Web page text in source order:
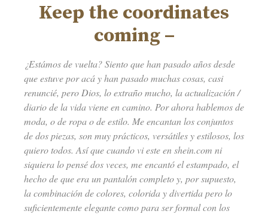
Keep the coordinates
coming –
¿Estámos de vuelta? Siento que han pasado años desde
que estuve por acá y han pasado muchas cosas, casi
renuncié, pero Dios, lo extraño mucho, la actualización /
diario de la vida viene en camino. Por ahora hablemos de
moda, o de ropa o de estilo. Me encantan los conjuntos
de dos piezas, son muy prácticos, versátiles y estilosos, los
quiero todos. Así que cuando vi este en shein.com ni
siquiera lo pensé dos veces, me encantó el estampado, el
hecho de que era un pantalón completo y, por supuesto,
la combinación de colores, colorida y divertida pero lo
suficientemente elegante como para ser formal con los